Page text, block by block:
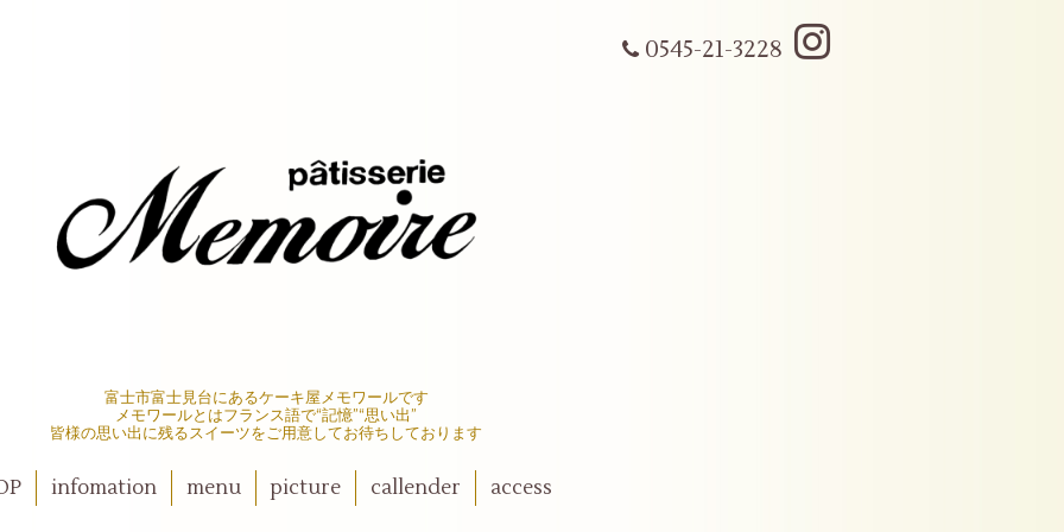
0545-21-3228
富士市富士見台にあるケーキ屋メモワールです
メモワールとはフランス語で“記憶”“思い出”
皆様の思い出に残るスイーツをご用意してお待ちしております
infomation menu picture callender access